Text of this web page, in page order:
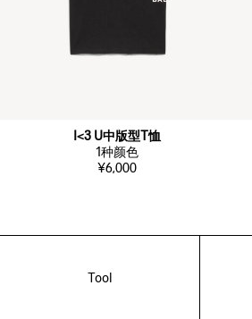
I<3 U中版型T恤
1种颜色
¥6,000
Tool